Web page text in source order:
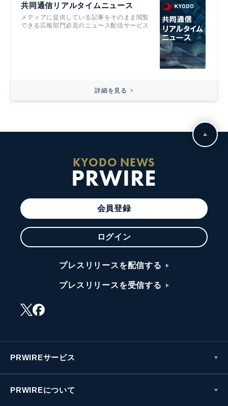
共同通信リアルタイムニュース
メディアに提供している記事をそのまま閲覧
できる広報部門必見のニュース配信サービス
詳細を見る
KYODO NEWS
PRWIRE
会員登録
ログイン
プレスリリースを配信する
プレスリリースを受信する
PRWIREサービス
PRWIREについて